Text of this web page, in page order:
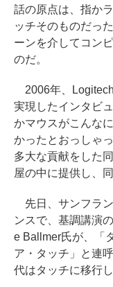
話の原点は、指か
ッチそのものだっ
ーンを介してコン
のだ。
2006年、
実現したインタビ
かマウスがこんな
かったとおっしゃ
多大な貢献をした
屋の中に提供し、
先日、サンフラ
ンスで、基調講演
e Ballmer氏が、「
ア・タッチ」と連
代はタッチに移行